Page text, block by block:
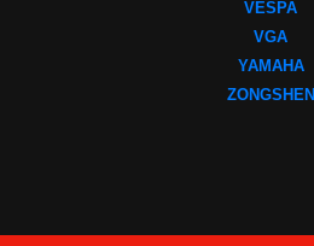
VESPA
VGA
YAMAHA
ZONGSHEN